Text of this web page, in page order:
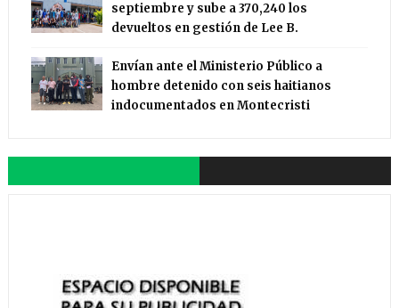
septiembre y sube a 370,240 los
devueltos en gestión de Lee B.
Envían ante el Ministerio Público a
hombre detenido con seis haitianos
indocumentados en Montecristi